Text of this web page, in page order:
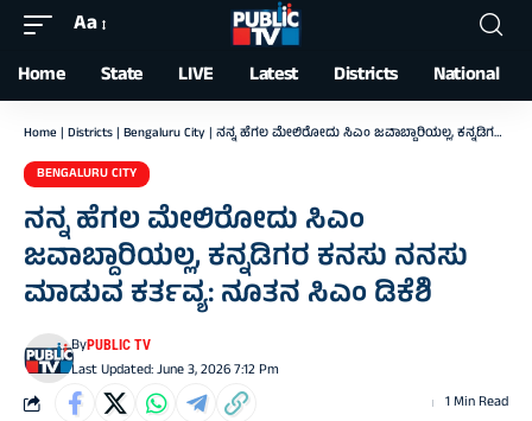
Font
Resizer
Aa
Home State LIVE Latest Districts National
Home | Districts | Bengaluru City | ನನ್ನ ಹೆಗಲ ಮೇಲಿರೋದು ಸಿಎಂ ಜವಾಬ್ದಾರಿಯಲ್ಲ, ಕನ್ನಡಿಗರ ಕನಸು ನನಸು ಮಾಡುವ ಕರ್ತವ್ಯ: ನೂತನ ಸಿಎಂ ಡಿಕೆಶಿ
BENGALURU CITY
ನನ್ನ ಹೆಗಲ ಮೇಲಿರೋದು ಸಿಎಂ
ಜವಾಬ್ದಾರಿಯಲ್ಲ, ಕನ್ನಡಿಗರ ಕನಸು ನನಸು
ಮಾಡುವ ಕರ್ತವ್ಯ: ನೂತನ ಸಿಎಂ ಡಿಕೆಶಿ
Last Updated: June 3, 2026 7:12 Pm
ByPUBLIC TV
1 Min Read